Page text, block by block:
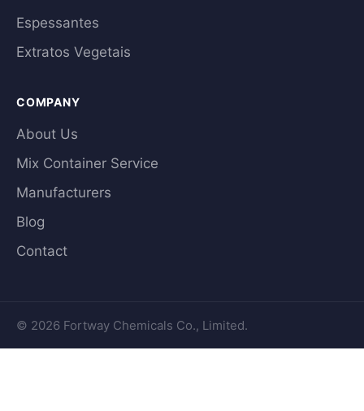
Espessantes
Extratos Vegetais
COMPANY
About Us
Mix Container Service
Manufacturers
Blog
Contact
© 2026 Fortway Chemicals Co., Limited.